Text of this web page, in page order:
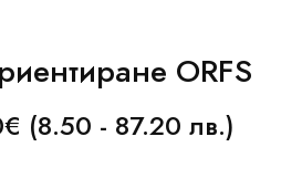
ORFS
€ (8.50 - 87.20 лв.)